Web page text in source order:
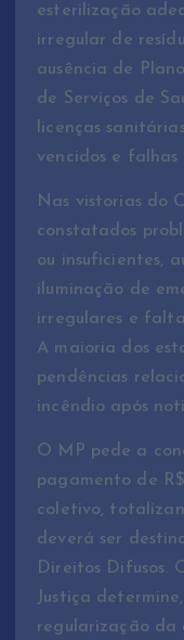
esterilização
irregular de
ausência de
de Serviços de
licenças
vencidos e falhas
Nas vistorias do
constatados
ou insuficientes,
iluminação de
irregulares e
A maioria dos
pendências
incêndio após
O MP pede a
pagamento de
coletivo,
deverá ser
Direitos Difusos.
Justiça
regularização da